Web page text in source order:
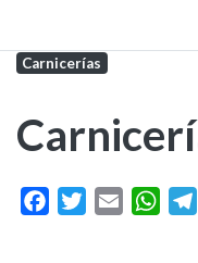
Carnicerías
FacebookTwitterEmail